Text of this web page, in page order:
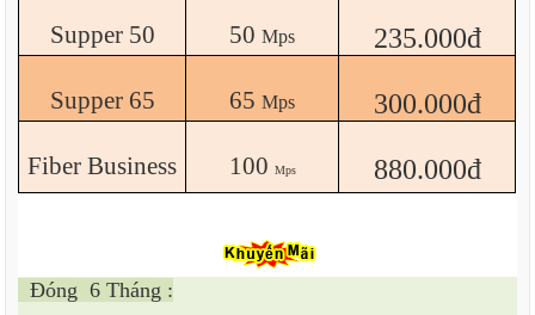
Supper 50 50Mps 235.000đ
Supper 65 65Mps 300.000đ
Fiber Business 100 Mps 880.000đ
Đóng 6 Tháng :